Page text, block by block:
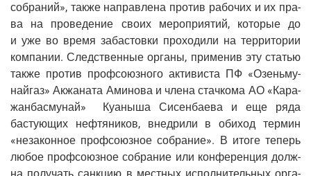
собра­ний», так­же направ­ле­на про­тив рабо­чих и их пра­
ва на про­ве­де­ние сво­их меро­при­я­тий, кото­рые до
и уже во вре­мя заба­стов­ки про­хо­ди­ли на тер­ри­то­рии
ком­па­нии. След­ствен­ные орга­ны, при­ме­нив эту ста­тью
так­же про­тив проф­со­юз­но­го акти­ви­ста ПФ «Озень­му­
най­газ» Акжа­на­та Ами­но­ва и чле­на стач­ко­ма АО «Кара­
жан­бас­му­най» Куа­ны­ша Сисен­ба­е­ва и еще ряда
басту­ю­щих неф­тя­ни­ков, внед­ри­ли в оби­ход тер­мин
«неза­кон­ное проф­со­юз­ное собра­ние». В ито­ге теперь
любое проф­со­юз­ное собра­ние или кон­фе­рен­ция долж­